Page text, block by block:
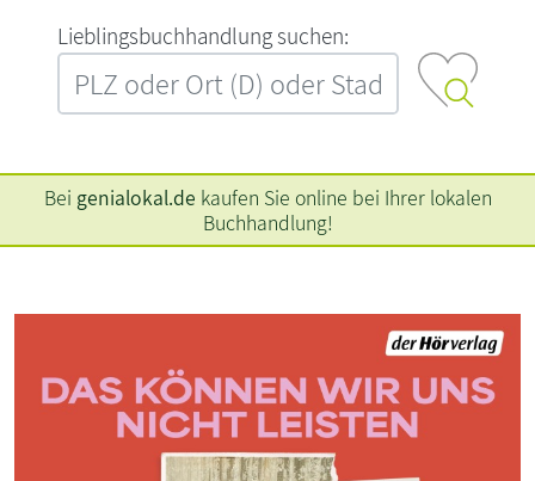
L‍i‍e‍b‍l‍i‍n‍g‍s‍b‍u‍c‍h‍h‍a‍n‍d‍l‍u‍n‍g‍ ‍s‍u‍c‍h‍e‍n‍:‍
Bei genialokal.de kaufen Sie online bei Ihrer lokalen
Buchhandlung!